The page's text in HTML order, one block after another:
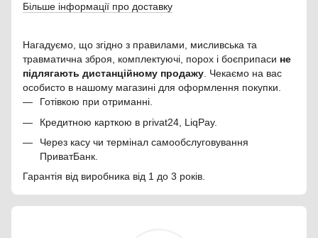
Більше інформації про доставку
Нагадуємо, що згідно з правилами, мисливська та
травматична зброя, комплектуючі, порох і боєприпаси не
підлягають дистанційному продажу . Чекаємо на вас
особисто в нашому магазині для оформлення покупки.
Готівкою при отриманні.
Кредитною карткою в privat24, LiqPay.
Через касу чи термінал самообслуговування
ПриватБанк.
Гарантія від виробника від 1 до 3 років.